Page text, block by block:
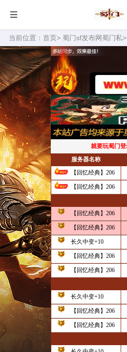
当前位置： 首页> 蜀门sf发布网蜀门私>